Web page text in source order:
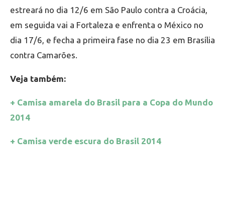
estreará no dia 12/6 em São Paulo contra a Croácia,
em seguida vai a Fortaleza e enfrenta o México no
dia 17/6, e fecha a primeira fase no dia 23 em Brasília
contra Camarões.
Veja também:
+ Camisa amarela do Brasil para a Copa do Mundo
2014
+ Camisa verde escura do Brasil 2014